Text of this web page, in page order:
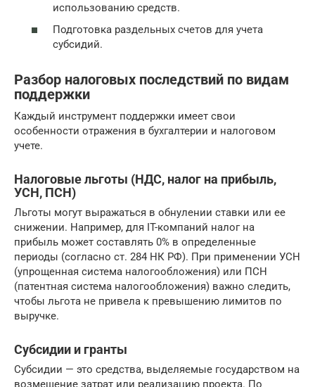
использованию средств.
Подготовка раздельных счетов для учета
субсидий.
Разбор налоговых последствий по видам
поддержки
Каждый инструмент поддержки имеет свои
особенности отражения в бухгалтерии и налоговом
учете.
Налоговые льготы (НДС, налог на прибыль,
УСН, ПСН)
Льготы могут выражаться в обнулении ставки или ее
снижении. Например, для IT-компаний налог на
прибыль может составлять 0% в определенные
периоды (согласно ст. 284 НК РФ). При применении УСН
(упрощенная система налогообложения) или ПСН
(патентная система налогообложения) важно следить,
чтобы льгота не привела к превышению лимитов по
выручке.
Субсидии и гранты
Субсидии — это средства, выделяемые государством на
возмещение затрат или реализацию проекта. По